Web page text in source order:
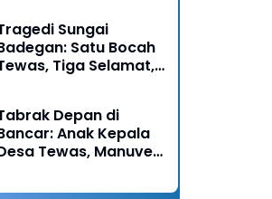
HipertensiSungai
Satu Bocah
Tiga Selamat,
Depan di
Anak Kepala
Tewas, Manuver
Jadi Pemicu